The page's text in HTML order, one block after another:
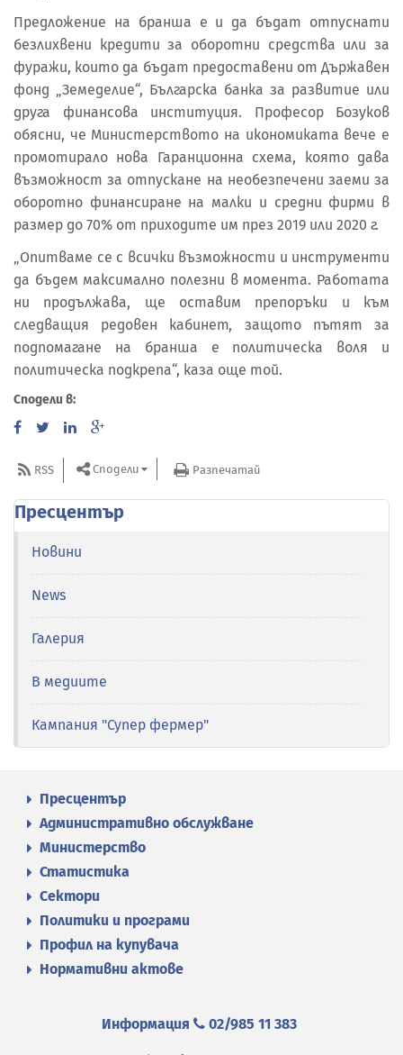
Предложение на бранша е и да бъдат отпуснати
безлихвени кредити за оборотни средства или за
фуражи, които да бъдат предоставени от Държавен
фонд „Земеделие“, Българска банка за развитие или
друга финансова институция. Професор Бозуков
обясни, че Министерството на икономиката вече е
промотирало нова Гаранционна схема, която дава
възможност за отпускане на необезпечени заеми за
оборотно финансиране на малки и средни фирми в
размер до 70% от приходите им през 2019 или 2020 г.
„Опитваме се с всички възможности и инструменти
да бъдем максимално полезни в момента. Работата
ни продължава, ще оставим препоръки и към
следващия редовен кабинет, защото пътят за
подпомагане на бранша е политическа воля и
политическа подкрепа“, каза още той.
Сподели в:
RSS Сподели Разпечатай
Пресцентър
Новини
News
Галерия
В медиите
Кампания "Супер фермер"
Пресцентър
Административно обслужване
Министерство
Статистика
Сектори
Политики и програми
Профил на купувача
Нормативни актове
Информация 02/985 11 383